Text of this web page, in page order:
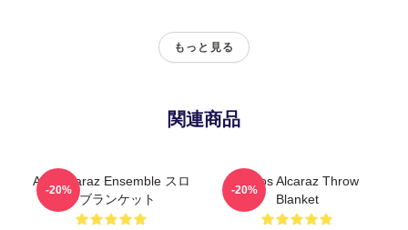
もっと見る
関連商品
Ace Alcaraz Ensemble スロ
ーブランケット
-20%
Carlos Alcaraz Throw
Blanket
-20%